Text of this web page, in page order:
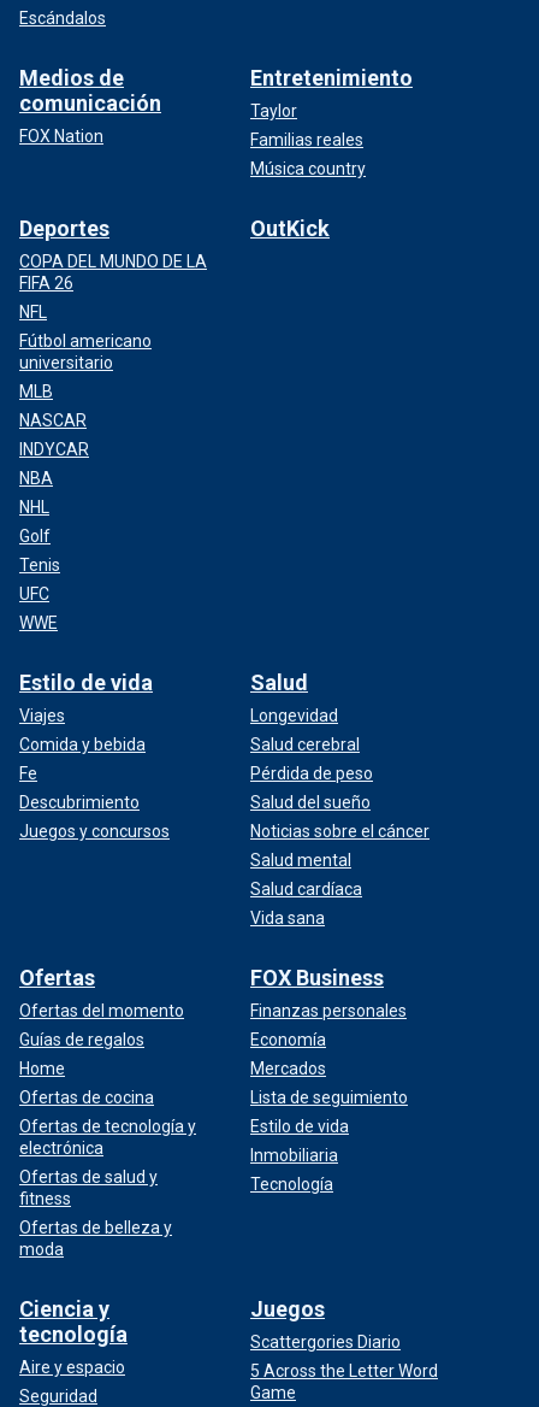
Escándalos
Medios de
comunicación
FOX Nation
Entretenimiento
Taylor
Familias reales
Música country
Deportes
COPA DEL MUNDO DE LA
FIFA 26
NFL
Fútbol americano
universitario
MLB
NASCAR
INDYCAR
NBA
NHL
Golf
Tenis
UFC
WWE
OutKick
Estilo de vida
Viajes
Comida y bebida
Fe
Descubrimiento
Juegos y concursos
Salud
Longevidad
Salud cerebral
Pérdida de peso
Salud del sueño
Noticias sobre el cáncer
Salud mental
Salud cardíaca
Vida sana
Ofertas
Ofertas del momento
Guías de regalos
Home
Ofertas de cocina
Ofertas de tecnología y
electrónica
Ofertas de salud y
fitness
Ofertas de belleza y
moda
FOX Business
Finanzas personales
Economía
Mercados
Lista de seguimiento
Estilo de vida
Inmobiliaria
Tecnología
Ciencia y
tecnología
Aire y espacio
Seguridad
Juegos
Scattergories Diario
5 Across the Letter Word
Game